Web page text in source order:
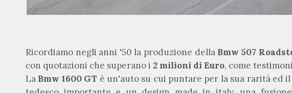
Ricordiamo negli anni '50 la produzione della Bmw 507
con quotazioni che superano i 2 milioni di Euro, come
La Bmw 1600 GT è un'auto su cui puntare per la sua rarità ed